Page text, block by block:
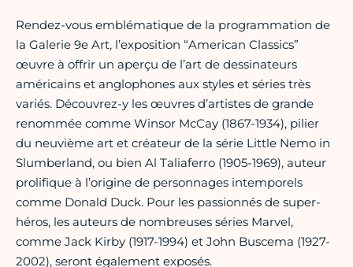
Rendez-vous emblématique de la programmation de
la Galerie 9e Art, l’exposition “American Classics”
œuvre à offrir un aperçu de l’art de dessinateurs
américains et anglophones aux styles et séries très
variés. Découvrez-y les œuvres d’artistes de grande
renommée comme Winsor McCay (1867-1934), pilier
du neuvième art et créateur de la série Little Nemo in
Slumberland, ou bien Al Taliaferro (1905-1969), auteur
prolifique à l’origine de personnages intemporels
comme Donald Duck. Pour les passionnés de super-
héros, les auteurs de nombreuses séries Marvel,
comme Jack Kirby (1917-1994) et John Buscema (1927-
2002), seront également exposés.